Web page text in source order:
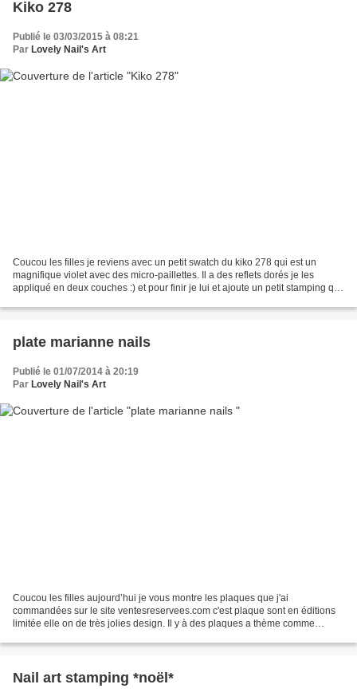
Kiko 278
Publié le 03/03/2015 à 08:21
Par Lovely Nail's Art
Coucou les filles je reviens avec un petit swatch du kiko 278 qui est un
magnifique violet avec des micro-paillettes. Il a des reflets dorés je les
appliqué en deux couches :) et pour finir je lui et ajoute un petit stamping qui
plate marianne nails
Publié le 01/07/2014 à 20:19
Par Lovely Nail's Art
Coucou les filles aujourd’hui je vous montre les plaques que j'ai
commandées sur le site ventesreservees.com c'est plaque sont en éditions
limitée elle on de très jolies design. Il y à des plaques a thème comme
Nail art stamping *noël*